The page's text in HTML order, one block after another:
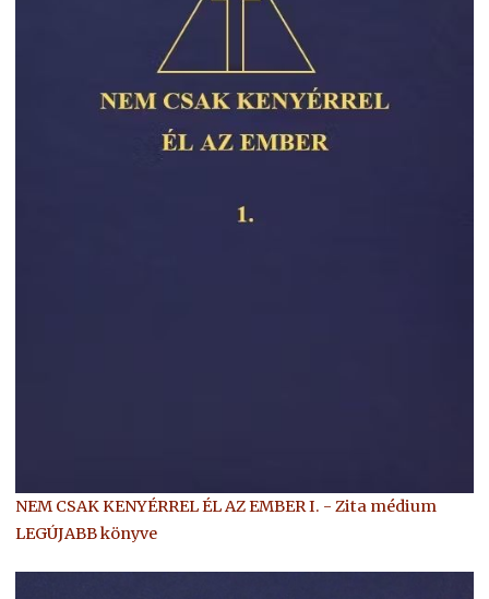
NEM CSAK KENYÉRREL ÉL AZ EMBER I. - Zita médium
LEGÚJABB könyve